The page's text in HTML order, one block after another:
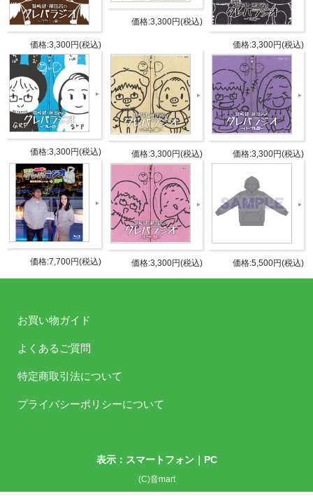
商品詳細
発売日 2023年1月14日
仕様
サワーグラス：
直径7.7×高さ15.2 / ガラス
徳利：
1.5合 高さ16cm / 陶器
お猪口：
直径3.8×高さ4.5 / 陶器
発売元
タブリエ・コミュニケーションズ株
JANコ
ード
商品番
GOODS-1024
お買い物ガイド
価格:3,300円(税込)
価格:3,300円(税込)
価格:3,300円(税込)
価格:3,300円(税込) 価格:3,300円(税込) 価格:3,300円(税込)
価格:7,700円(税込) 価格:3,300円(税込) 価格:5,500円(税込)
お買い物ガイド
よくあるご質問
特定商取引法について
プライバシーポリシーについて
表示：スマートフォン｜ PC
(C)音mart